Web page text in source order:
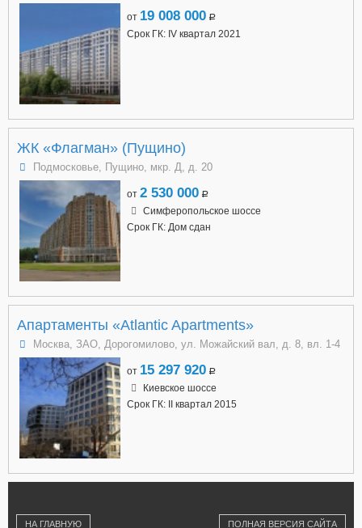
от 19 008 000 a
Срок ГК: IV квартал 2021
ЖК «Флагман» (Пущино)
Подмосковье, Пущино, мкр. Д, д. 20
от 2 530 000 a
Симферопольское шоссе
Срок ГК: Дом сдан
Апартаменты «Atlantic Apartments»
Москва, ЗАО, Дорогомилово, ул. Можайский вал, д. 8, вл. 1-4
от 15 297 920 a
Киевское шоссе
Срок ГК: II квартал 2015
НА ГЛАВНУЮ ПОЛНАЯ ВЕРСИЯ САЙТА